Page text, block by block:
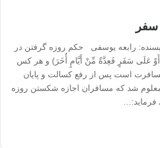
رابعه یوسفی حکم روزه گرفتن در
عَلَى سَفَرٍ فَعِدَّةٌ مِّنْ أَيَّامٍ أُخَرَ) و هر کس
است پس از رفع کسالت و پایان
شد که مسافران اجازه شکستن روزه